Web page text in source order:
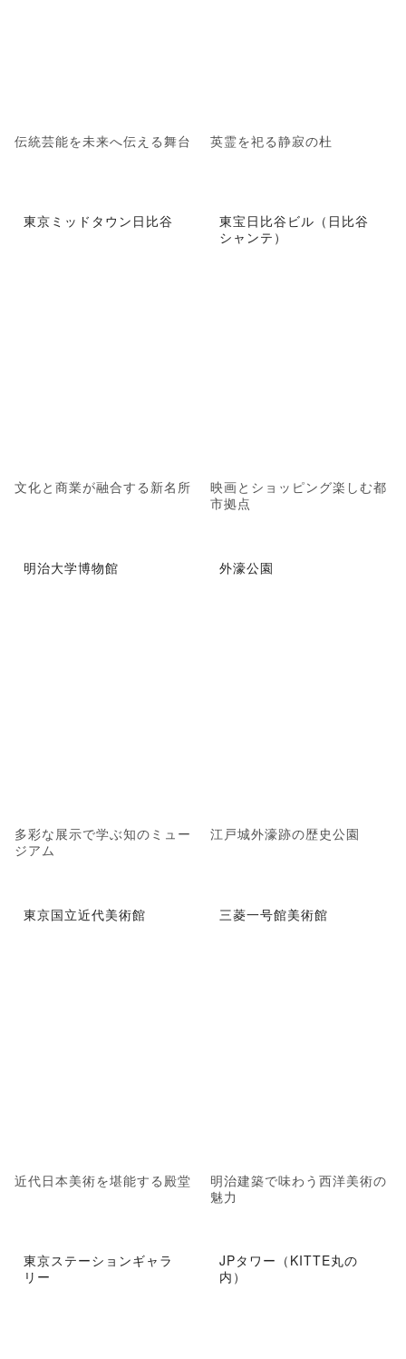
伝統芸能を未来へ伝える舞台 英霊を祀る静寂の杜
東京ミッドタウン日比谷
文化と商業が融合する新名所
東宝日比谷ビル（日比谷
シャンテ）
映画とショッピング楽しむ都
市拠点
明治大学博物館
多彩な展示で学ぶ知のミュー
ジアム
外濠公園
江戸城外濠跡の歴史公園
東京国立近代美術館
近代日本美術を堪能する殿堂
三菱一号館美術館
明治建築で味わう西洋美術の
魅力
東京ステーションギャラ
リー
JPタワー（KITTE丸の
内）